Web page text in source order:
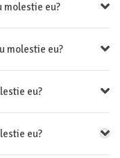
molestie eu?
molestie eu?
eu?
eu?